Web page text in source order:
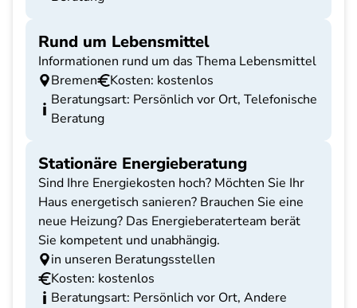
Rund um Lebensmittel
Informationen rund um das Thema Lebensmittel
Bremen
Kosten: kostenlos
Beratungsart: Persönlich vor Ort, Telefonische
Beratung
Stationäre Energieberatung
Sind Ihre Energiekosten hoch? Möchten Sie Ihr
Haus energetisch sanieren? Brauchen Sie eine
neue Heizung? Das Energieberaterteam berät
Sie kompetent und unabhängig.
in unseren Beratungsstellen
Kosten: kostenlos
Beratungsart: Persönlich vor Ort, Andere